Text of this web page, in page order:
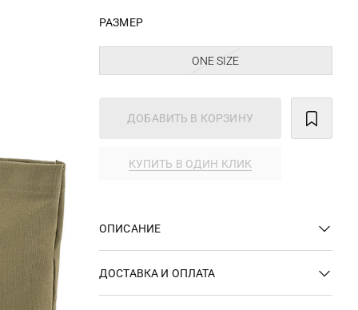
РАЗМЕР
ONE SIZE
ДОБАВИТЬ В КОРЗИНУ
КУПИТЬ В ОДИН КЛИК
ОПИСАНИЕ
ДОСТАВКА И ОПЛАТА